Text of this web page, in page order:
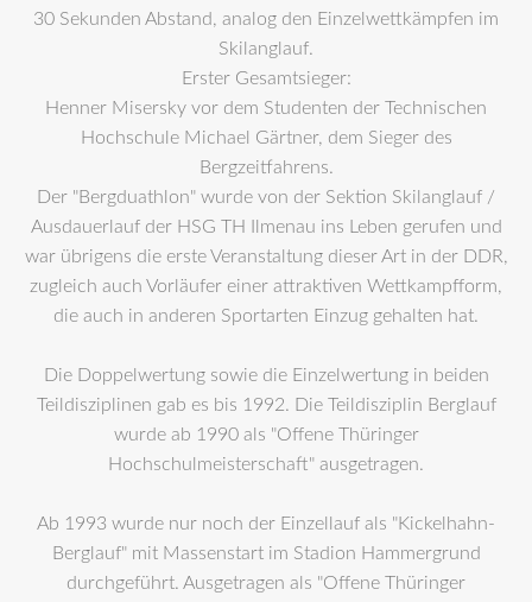
30 Sekunden Abstand, analog den Einzelwettkämpfen im
Skilanglauf.
Erster Gesamtsieger:
Henner Misersky vor dem Studenten der Technischen
Hochschule Michael Gärtner, dem Sieger des
Bergzeitfahrens.
Der "Bergduathlon" wurde von der Sektion Skilanglauf /
Ausdauerlauf der HSG TH Ilmenau ins Leben gerufen und
war übrigens die erste Veranstaltung dieser Art in der DDR,
zugleich auch Vorläufer einer attraktiven Wettkampfform,
die auch in anderen Sportarten Einzug gehalten hat.
Die Doppelwertung sowie die Einzelwertung in beiden
Teildisziplinen gab es bis 1992. Die Teildisziplin Berglauf
wurde ab 1990 als "Offene Thüringer
Hochschulmeisterschaft" ausgetragen.
Ab 1993 wurde nur noch der Einzellauf als "Kickelhahn-
Berglauf" mit Massenstart im Stadion Hammergrund
durchgeführt. Ausgetragen als "Offene Thüringer